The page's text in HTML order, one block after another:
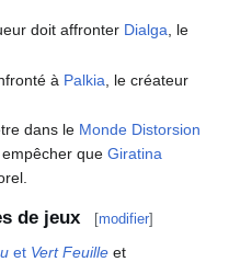
doit affronter Dialga, le
à Palkia , le créateur
dans le Monde Distorsion
empêcher queGiratina
de jeux [modifier]
et Vert Feuille et